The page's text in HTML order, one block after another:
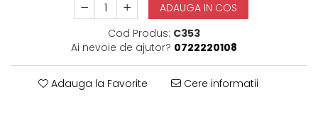
ADAUGA IN COS
Cod Produs: C353
Ai nevoie de ajutor? 0722220108
Adauga la Favorite Cere informatii